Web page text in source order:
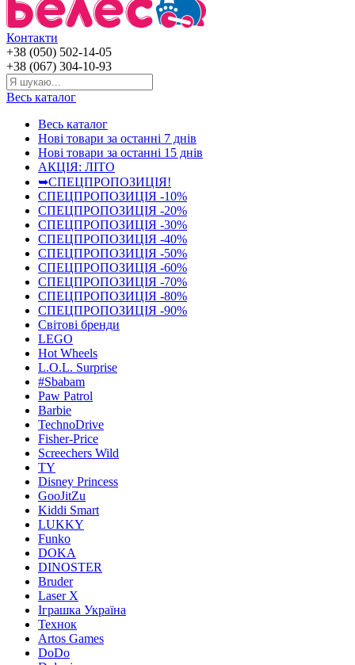
Контакти
+38 (050) 502-14-05
+38 (067) 304-10-93
Весь каталог
Весь каталог
Нові товари за останнi 7 днiв
Нові товари за останнi 15 днiв
АКЦІЯ: ЛІТО
➥СПЕЦПРОПОЗИЦІЯ!
СПЕЦПРОПОЗИЦІЯ -10%
СПЕЦПРОПОЗИЦІЯ -20%
СПЕЦПРОПОЗИЦІЯ -30%
СПЕЦПРОПОЗИЦІЯ -40%
СПЕЦПРОПОЗИЦІЯ -50%
СПЕЦПРОПОЗИЦІЯ -60%
СПЕЦПРОПОЗИЦІЯ -70%
СПЕЦПРОПОЗИЦІЯ -80%
СПЕЦПРОПОЗИЦІЯ -90%
Світові бренди
LEGO
Hot Wheels
L.O.L. Surprise
#Sbabam
Paw Patrol
Barbie
TechnoDrive
Fisher-Price
Screechers Wild
TY
Disney Princess
GooJitZu
Kiddi Smart
LUKKY
Funko
DOKA
DINOSTER
Bruder
Laser X
Іграшка Україна
Технок
Artos Games
DoDo